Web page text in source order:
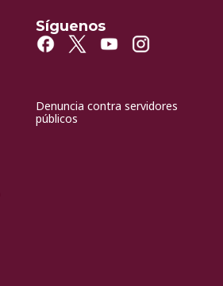
Síguenos
Denuncia contra servidores
públicos